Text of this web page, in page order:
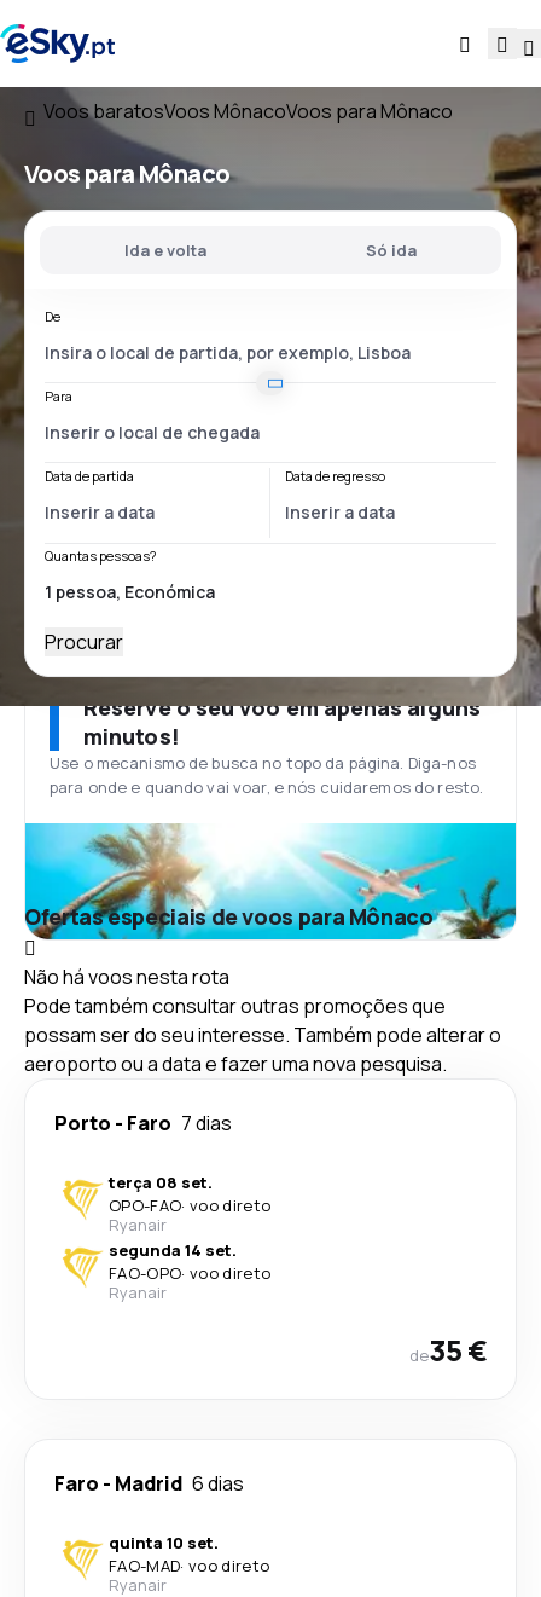
Voos baratosVoos MônacoVoos para Mônaco
Voospara Mônaco
Ida e volta Só ida
De
Para
Data de partida Data de regresso
Quantas pessoas?
Procurar
Reserve o seu voo em apenas alguns
minutos!
Use o mecanismo de busca no topo da página. Diga-nos
para onde e quando vai voar, e nós cuidaremos do resto.
Ofertas especiais de voos para Mônaco
Não há voos nesta rota
Pode também consultar outras promoções que
possam ser do seu interesse. Também pode alterar o
aeroporto ou a data e fazer uma nova pesquisa.
Porto - Faro 7 dias
terça 08 set.
OPO-FAO· voo direto
Ryanair
segunda 14 set.
FAO-OPO· voo direto
Ryanair
de35 €
Faro - Madrid 6 dias
quinta 10 set.
FAO-MAD· voo direto
Ryanair